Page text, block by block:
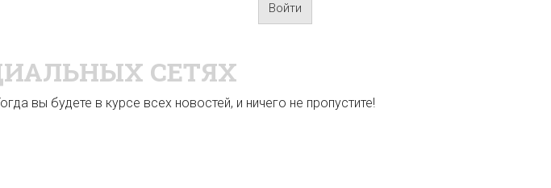
Войти
СЕТЯХ
вы будете в курсе всех новостей, и ничего не пропустите!